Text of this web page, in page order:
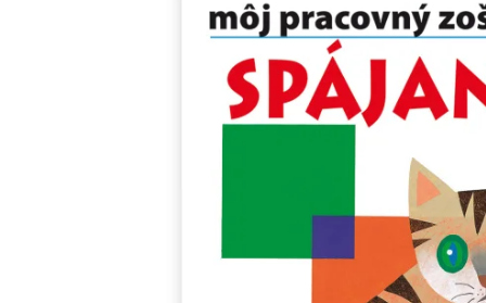
Aktivity / Samolepky
Rozprávky a príbehy